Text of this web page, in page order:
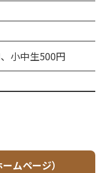
小中生500円
ムページ）